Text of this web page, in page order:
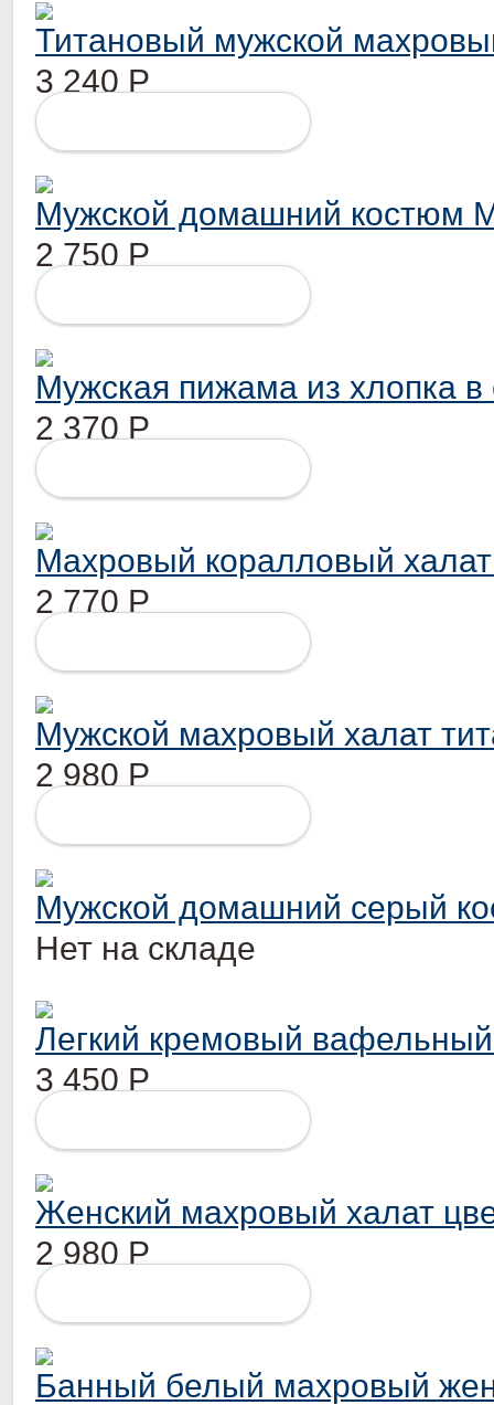
Титановый мужской
3 240 Р
Мужской домашний костюм
2 750 Р
Мужская пижама из хлопка
2 370 Р
Махровый коралловый
2 770 Р
Мужской махровый халат
2 980 Р
Мужской домашний серый
Нет на складе
Легкий кремовый
3 450 Р
Женский махровый халат
2 980 Р
Банный белый махровый